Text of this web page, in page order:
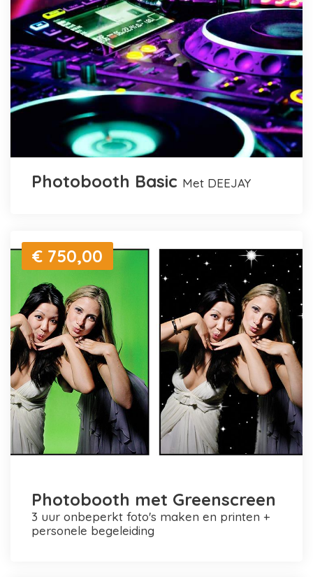
Photobooth Basic met DEEJAY
€ 750,00
Photobooth met Greenscreen
3 uur onbeperkt foto's maken en printen +
personele begeleiding